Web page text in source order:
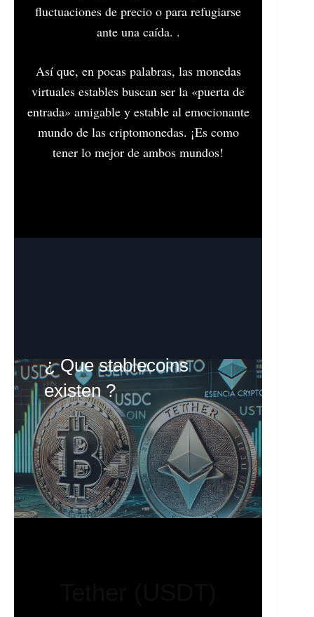
fluctuaciones de precio o para refugiarse
ante una caída. .
Así que, en pocas palabras, las monedas
virtuales estables buscan ser la «puerta de
entrada» amigable y estable al emocionante
mundo de las criptomonedas. ¡Es como
tener lo mejor de ambos mundos!
¿ Que stablecoins
existen ?